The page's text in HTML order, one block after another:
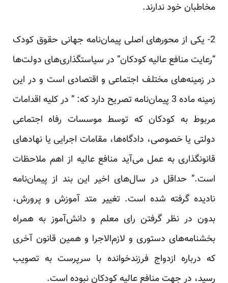
مخاطبان خود ندارند.
2- یکی از محور‌های اصلی پیمان‌نامه جهانی حقوق کودک
“رعایت منافع عالیه کودکان” ‌در سیاستگذاری‌های دولت‌ها
در زمینه‌های مختلف اجتماعی و اقتصادی است و در این
زمینه ماده 3 پیمان‌نامه تصریح دارد که: “ در کلیه اقدامات
مربوط به کودکان که توسط موسسات رفاه اجتماعی
دولتی یا خصوصی، دادگاه‌ها، مقامات اجرایی یا نهادهای
قانونگذاری به عمل می‌آید منافع عالیه‌ از اهم ملاحظات
است.” حداقل در سال‌های اخیر این بند از پیمان‌نامه
نادیده گرفته شده است. تغییر متد آموزش و پرورش،
بدون در نظر گرفتن رای معلم و دانش‌آموز به همراه
بخشنامه‌های دستوری و لازم‌الاجرا و همین قانون آخری
که درباره ازدواج فرزندخوانده با سرپرست به تصویب
رسید، در جهت منافع عالیه کودکان نبوده است.